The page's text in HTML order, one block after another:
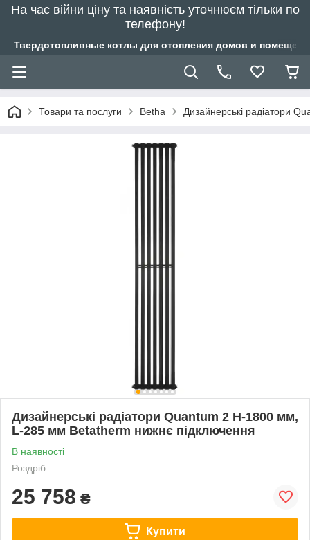
На час війни ціну та наявність уточнюєм тільки по
телефону!
Твердотопливные котлы для отопления домов и
Товари та послуги Betha Дизайнерські радіатори
Дизайнерські радіатори Quantum 2 H-1800 мм,
L-285 мм Betatherm нижнє підключення
В наявності
Роздріб
25 758 ₴
Купити